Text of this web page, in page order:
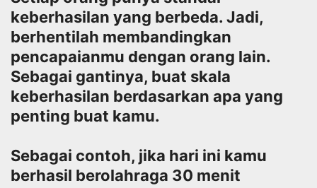
keberhasilan yang berbeda. Jadi,
berhentilah membandingkan
pencapaianmu dengan orang lain.
Sebagai gantinya, buat skala
keberhasilan berdasarkan apa yang
penting buat kamu.
Sebagai contoh, jika hari ini kamu
berhasil berolahraga 30 menit